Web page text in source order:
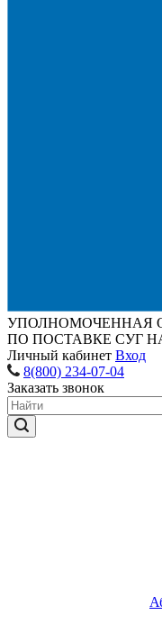
УПОЛНОМОЧЕННАЯ
ПО ПОСТАВКЕ СУГ
Личный кабинет Вход
8(800) 234-07-04
Заказать звонок